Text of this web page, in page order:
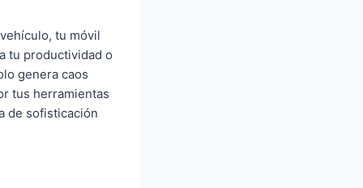
tu móvil
tu productividad o
genera caos
tus herramientas
de sofisticación